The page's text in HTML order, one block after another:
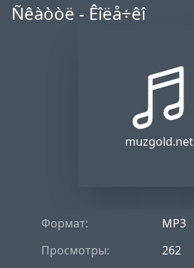
Ñêàòòë - Êîëå÷êî
muzgold.net
Формат:
MP3
Просмотры:
262